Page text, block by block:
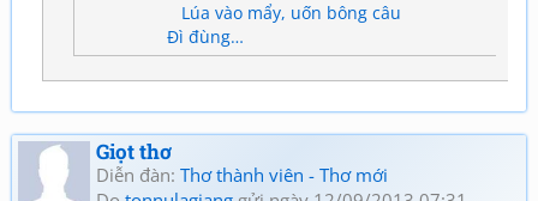
Lúa vào mẩy, uốn bông câu
Đì đùng…
Giọt thơ
Diễn đàn: Thơ thành viên - Thơ mới